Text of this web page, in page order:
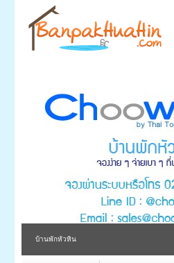
บ้านพักหัวหิน